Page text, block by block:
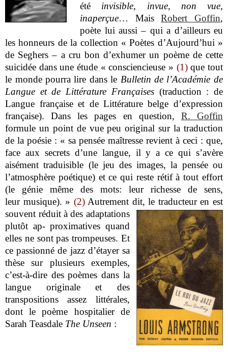
été invisible, invue, non vue,
inaperçue… MaisRobert Goffin,
poète lui aussi – qui a d’ailleurs eu
les honneurs de la collection « Poètes d’Aujourd’hui »
de Seghers – a cru bon d’exhumer un poème de cette
suicidée dans une étude « consciencieuse » (1)que tout
le monde pourra lire dans le Bulletin de l’Académie de
Langue et de Littérature Françaises(traduction : de
Langue française et de Littérature belge d’expression
française). Dans les pages en question, R. Goffin
formule un point de vue peu original sur la traduction
de la poésie : « sa pensée maîtresse revient à ceci : que,
face aux secrets d’une langue, il y a ce qui s’avère
aisément traduisible (le jeu des images, la pensée ou
l’atmosphère poétique) et ce qui reste rétif à tout effort
(le génie même des mots: leur richesse de sens,
leur musique). » (2)Autrement dit, le traducteur en est
souvent réduit à des adaptations
plutôt ap- proximatives quand
elles ne sont pas trompeuses. Et
ce passionné de jazz d’étayer sa
thèse sur plusieurs exemples,
c’est-à-dire des poèmes dans la
langue originale et des
transpositions assez littérales,
dont le poème hospitalier de
Sarah Teasdale The Unseen :